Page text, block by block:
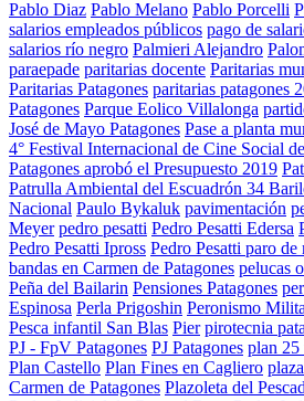
Pablo Diaz Pablo Melano Pablo Porcelli
salarios empleados públicos pago de
salarios río negro Palmieri Alejandro
paraepade paritarias docente Paritarias
Paritarias Patagones paritarias patagones
Patagones Parque Eolico Villalonga
José de Mayo Patagones Pase a planta
4° Festival Internacional de Cine Social
Patagones aprobó el Presupuesto 2019
Patrulla Ambiental del Escuadrón 34
Nacional Paulo Bykaluk pavimentación
Meyer pedro pesatti Pedro Pesatti Edersa
Pedro Pesatti Ipross Pedro Pesatti paro de
bandas en Carmen de Patagones pelucas
Peña del Bailarin Pensiones Patagones
Espinosa Perla Prigoshin Peronismo
Pesca infantil San Blas Pier pirotecnia
PJ - FpV Patagones PJ Patagones plan 25
Plan Castello Plan Fines en Cagliero
Carmen de Patagones Plazoleta del